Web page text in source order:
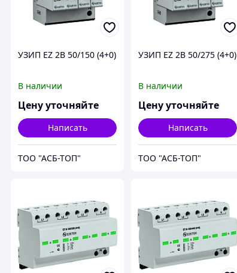
УЗИП EZ 2B 50/150 (4+0)
В наличии
Цену уточняйте
Написать
ТОО "АСБ-ТОП"
УЗИП EZ 2B 50/275 (4+0)
В наличии
Цену уточняйте
Написать
ТОО "АСБ-ТОП"